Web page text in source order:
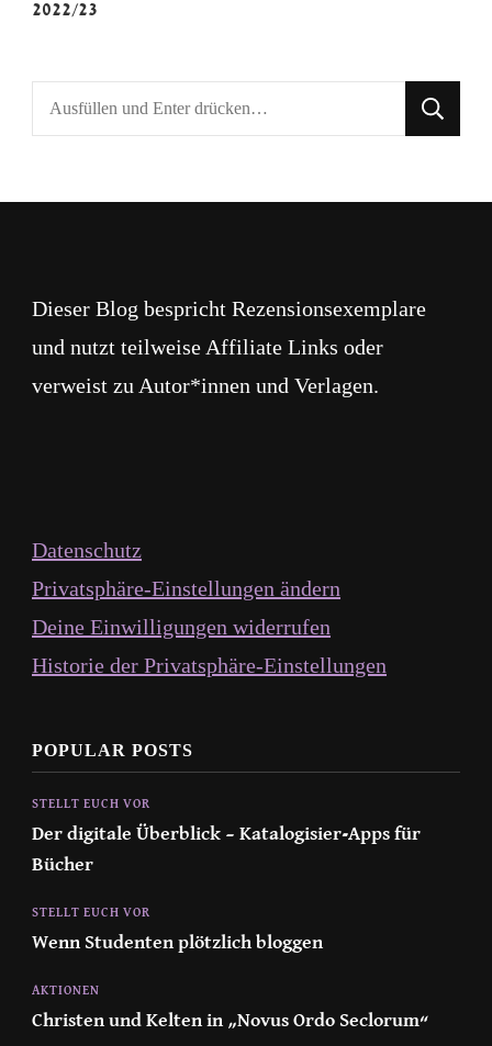
2022/23
Suchst
du
Dieser Blog bespricht Rezensionsexemplare
und nutzt teilweise Affiliate Links oder
verweist zu Autor*innen und Verlagen.
Datenschutz
Privatsphäre-Einstellungen ändern
Deine Einwilligungen widerrufen
Historie der Privatsphäre-Einstellungen
POPULAR POSTS
STELLT EUCH VOR
Der digitale Überblick – Katalogisier-Apps für
Bücher
STELLT EUCH VOR
Wenn Studenten plötzlich bloggen
AKTIONEN
Christen und Kelten in „Novus Ordo Seclorum“